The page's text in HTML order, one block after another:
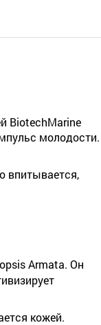
BiotechMarine
молодости.
впитывается,
Armata. Он
кожей.